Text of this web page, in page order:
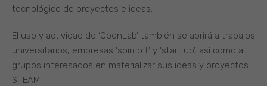
tecnológico de proyectos e ideas.
El uso y actividad de ‘OpenLab’ también se abrirá a trabajos
universitarios, empresas ‘spin off’ y ‘start up’, así como a
grupos interesados en materializar sus ideas y proyectos
STEAM.